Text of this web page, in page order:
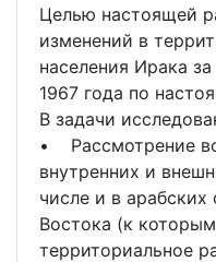
Целью настоящей
изменений в
населения Ирака
1967 года по
В задачи
• Рассмотрение
внутренних и
числе и в
Востока (к
территориальное